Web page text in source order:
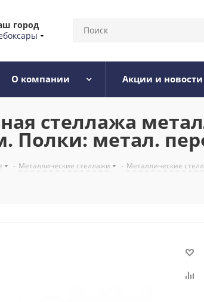
город
О компании Акции и новости
стеллажа
Полки: метал.
- Металлические стеллажи - Металлические